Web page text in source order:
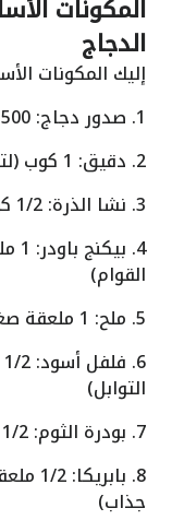
المكونات
الدجاج
إليك المكونات
1. صدور دجاج: 500 جرام (مقطعة إلى مكعبات صغيرة)
2. دقيق: 1 كوب (لتحضير الخليط الجاف)
3. نشا الذرة: 1/2 كوب (لإعطاء القرمشة)
القوام)
5. ملح: 1 ملعقة صغيرة (لتعزيز النكهة)
التوابل)
7. بودرة الثوم: 1/2 ملعقة صغيرة (لإضفاء نكهة لذيذة)
8.
جذاب)